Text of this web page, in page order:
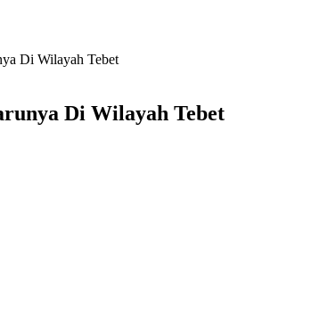
Di Wilayah Tebet
Di Wilayah Tebet